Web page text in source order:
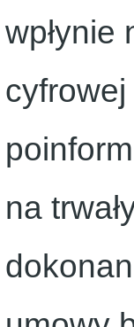
wpłynie
na